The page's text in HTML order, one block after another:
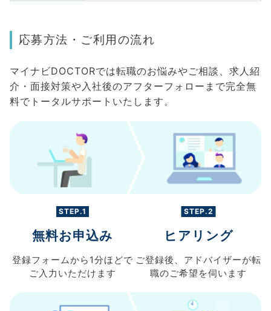
応募方法・ご利用の流れ
マイナビDOCTORでは転職のお悩みやご相談、求人紹
介・面接対策や入社後のアフターフォローまで完全無
料でトータルサポートいたします。
STEP.1
無料お申込み
登録フォームから 1分ほどで
ご入力 いただけます
STEP.2
ヒアリング
ご登録後、 アドバイザーが転
職のご希望を伺います